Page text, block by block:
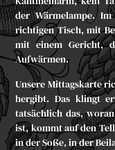
der Wärmelampe.
richtigen Tisch, mit
mit einem Gericht,
Aufwärmen.
Unsere Mittagskarte
hergibt. Das klingt
tatsächlich das,
ist, kommt auf den
in der Soße, in der